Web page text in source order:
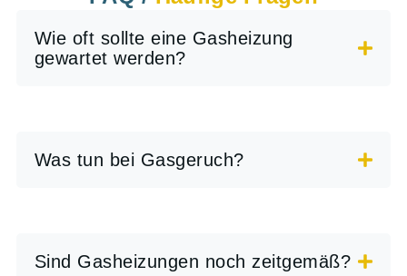
Wie oft sollte eine Gasheizung
gewartet werden?
Was tun bei Gasgeruch?
Sind Gasheizungen noch zeitgemäß?